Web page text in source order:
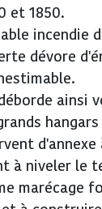
et 1850.
incendie
dévore
ainsi
d'annexe
à niveler le
marécage